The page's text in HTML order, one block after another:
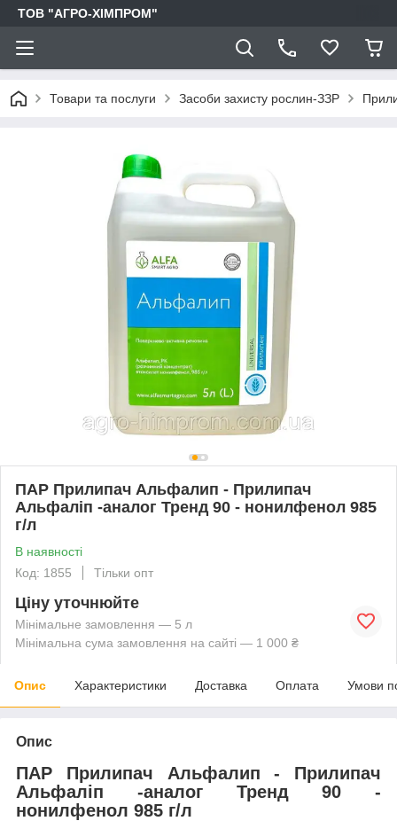
ТОВ "АГРО-ХІМПРОМ"
Товари та послуги Засоби захисту рослин-ЗЗР
ПАР Прилипач Альфалип - Прилипач
Альфаліп -аналог Тренд 90 - нонилфенол 985
г/л
В наявності
Код: 1855
Тільки опт
Ціну уточнюйте
Мінімальне замовлення — 5 л
Мінімальна сума замовлення на сайті — 1 000 ₴
Опис Характеристики Доставка Оплата Умови
Опис
ПАР Прилипач Альфалип - Прилипач
Альфаліп -аналог Тренд 90 -
нонилфенол 985 г/л